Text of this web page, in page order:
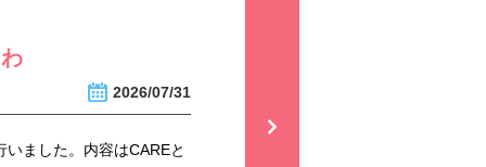
2026/07/31
ました。内容はCAREと